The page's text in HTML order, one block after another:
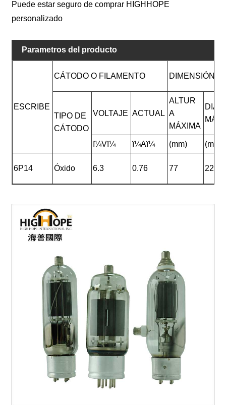
Puede estar seguro de comprar HIGHHOPE
personalizado
Parametros del producto
ESCRIBE
CÁTODO O FILAMENTO DIMENSIÓN
TIPO DE
CÁTODO
VOLTAJE ACTUAL
ALTUR
A
MÁXIMA
ï¼Vï¼ ï¼Aï¼ (mm) (mm)
6P14 Óxido 6.3 0.76 77 22.5